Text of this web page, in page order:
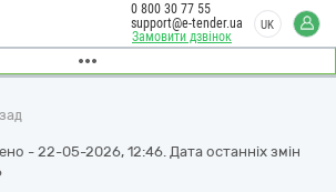
Замовити дзвінок
0 800 30 77 55
support@e-tender.ua
UK
- 22-05-2026, 12:46. Дата останніх змін